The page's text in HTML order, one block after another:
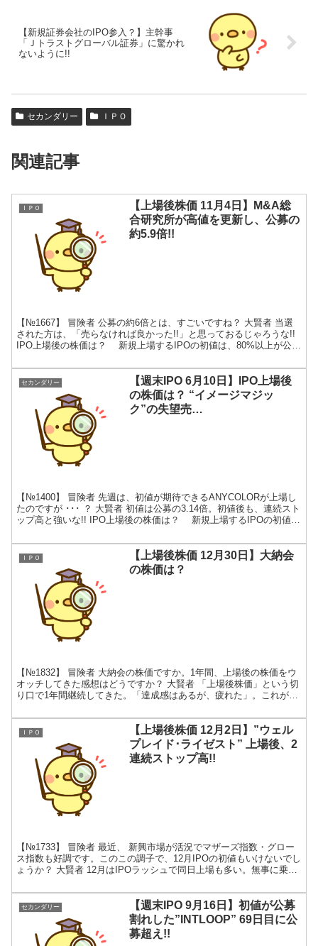
【新規証券会社のIPO参入？】主幹事
「Ｊトラストグローバル証券」に驚かれ
ないように!!
セカンダリー ＩＰＯ
関連記事
ＩＰＯ
【上場後株価 11月4日】M&A総
合研究所が高値を更新し、公募の
約5.9倍!!
【№1667】 冒険者 公募の約6倍とは、すごいですね？ 大賢者 当選
された方は、「売らなければ良かった!!」と思っておるじゃろうな!!
IPO上場後の株価は？ 新規上場するIPOの初値は、80%以上が公開
セカンダリー
【週末IPO 6月10日】IPO上場後
の株価は？ “イメージマジッ
ク”の失望売
【№1400】 冒険者 先週は、初値が期待できるANYCOLORが上場し
たのですが ･･･ ？ 大賢者 初値は公募の3.14倍。初値後も、連続スト
ップ高と強いな!! IPO上場後の株価は？ 新規上場するIPOの初値
ＩＰＯ
【上場後株価 12月30日】大納会
の株価は？
【№1832】 冒険者 大納会の株価ですか。1年間、上場後の株価をウ
オッチしてきた感想はどうですか？ 大賢者 「上場後株価」という切
り口で1年間継続してきた。「達成感はあるが、疲れた」。これが、
ＩＰＯ
【上場後株価 12月2日】”ウェル
プレイド･ライゼスト” 上場後、2
連続ストップ高!!
【№1733】 冒険者 最近、 新興市場が活況でマザーズ指数・グロー
ス指数も好調です。このこの調子で、12月IPOの初値もいけないでし
ょうか？ 大賢者 12月はIPOラッシュで同日上場も多い。無事に乗り
セカンダリー
【週末IPO 9月16日】初値が公募
割れした”INTLOOP” 69日目に公
募超え!!